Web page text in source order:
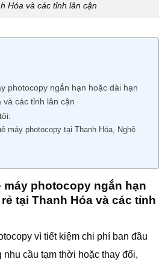
Hóa và các tỉnh lân cận
photocopy ngắn hạn hoặc dài hạn
các tỉnh lân cận
máy photocopy tại Thanh Hóa, Nghệ
máy photocopy ngắn hạn
tại Thanh Hóa và các tỉnh
vì tiết kiệm chi phí ban đầu
nhu cầu tạm thời hoặc thay đổi,